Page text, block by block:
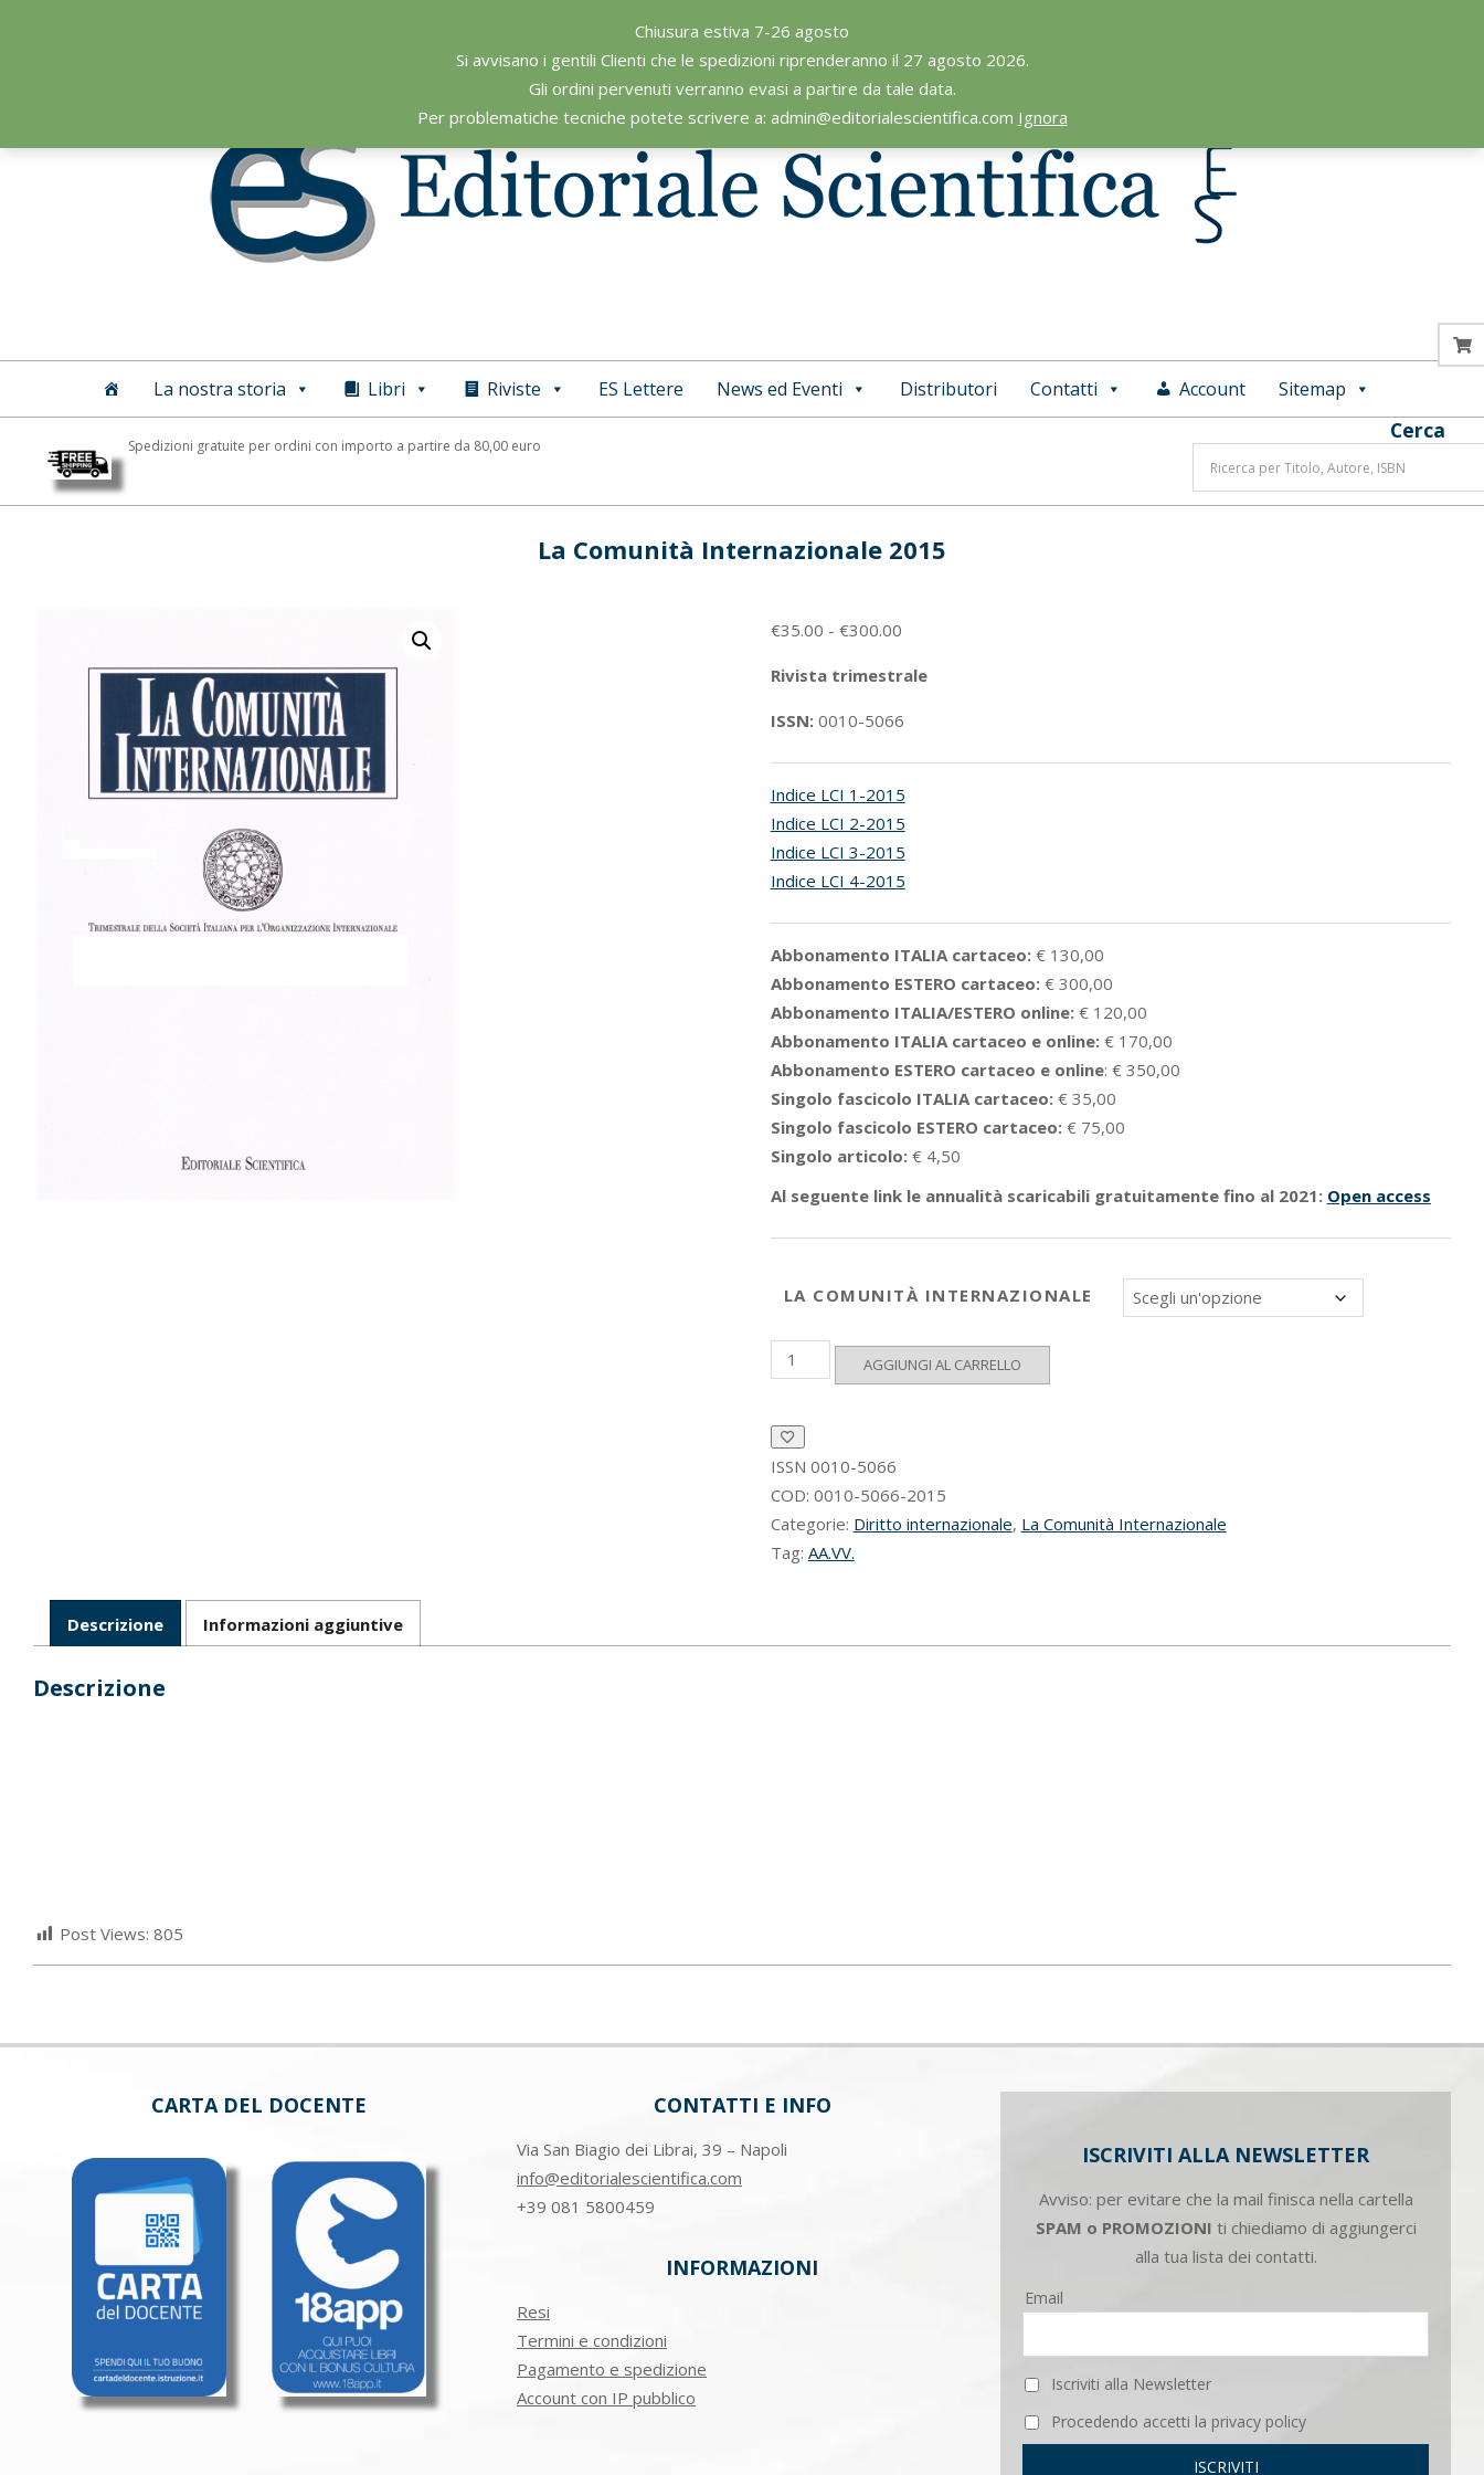
Chiusura estiva 7-26 agosto
Si avvisano i gentili Clienti che le spedizioni riprenderanno il 27 agosto 2026.
Gli ordini pervenuti verranno evasi a partire da tale data.
Per problematiche tecniche potete scrivere a: admin@editorialescientifica.com Ignora
Editoriale
Scientifica
Primary
La nostra storia Libri Riviste ES Lettere News ed Eventi Distributori Contatti Account Sitemap
Spedizioni gratuite per ordini con importo a partire da 80,00 euro
Cerca
La Comunità Internazionale 2015
€35.00 - €300.00Fascia
prezzo:
da
€300.00
Rivista trimestrale
ISSN:0010-5066
Indice LCI 1-2015
Indice LCI 2-2015
Indice LCI 3-2015
Indice LCI 4-2015
Abbonamento ITALIA cartaceo:€ 130,00
Abbonamento ESTERO cartaceo:€ 300,00
Abbonamento ITALIA/ESTERO online:€ 120,00
Abbonamento ITALIA cartaceo e online:€ 170,00
Abbonamento ESTERO cartaceo e online: € 350,00
Singolo fascicolo ITALIA cartaceo: € 35,00
Singolo fascicolo ESTERO cartaceo: € 75,00
Singolo articolo: € 4,50
Al seguente link le annualità scaricabili gratuitamente fino al 2021: Open access
LA COMUNITÀ INTERNAZIONALE
Comunità
2015
quantità
AGGIUNGI AL CARRELLO
ISSN 0010-5066
COD: 0010-5066-2015
Categorie: Diritto internazionale, La Comunità Internazionale
Tag: AA.VV.
Descrizione Informazioni aggiuntive
Descrizione
Post Views: 805
CARTA DEL DOCENTE CONTATTI E INFO
Via San Biagio dei Librai, 39 – Napoli
info@editorialescientifica.com
+39 081 5800459
INFORMAZIONI
Resi
Termini e condizioni
Pagamento e spedizione
Account con IP pubblico
ISCRIVITI ALLA NEWSLETTER
Avviso: per evitare che la mail finisca nella cartella
SPAM o PROMOZIONI ti chiediamo di aggiungerci
alla tua lista dei contatti.
Email
Iscriviti alla Newsletter
Procedendo accetti la privacy policy